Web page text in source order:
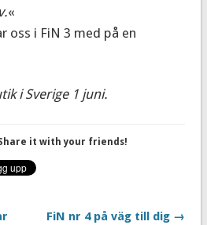
«
oss i FiN 3 med på en
i Sverige 1 juni.
it with your friends!
FiN nr 4 på väg till dig →